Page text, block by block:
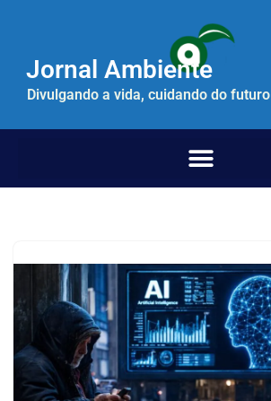
paraJornal Ambiente
Divulgando a vida, cuidando do futuro